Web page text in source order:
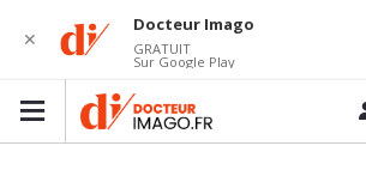
✕
Docteur Imago
GRATUIT
Sur Google Play